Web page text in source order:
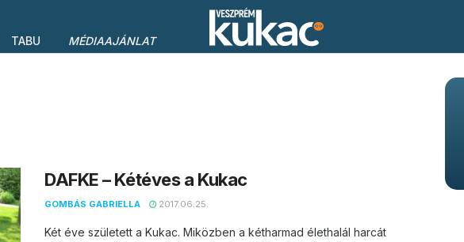
TABU MÉDIAAJÁNLAT
DAFKE – Kétéves a Kukac
GOMBÁS GABRIELLA 2017.06.25.
Két éve született a Kukac. Miközben a kétharmad élethalál harcát